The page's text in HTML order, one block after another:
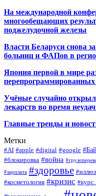
На международной
многообещающих
поджелудочной железы
Власти Беларуси снова
больниц и ФАПов в
Япония первой в мире
перепрограммированных
Учёные случайно
лекарств во время
Главные тренды и
Метки
#AI #apple #digital #google
#блокировка #война
#зарплата #здоровье
#косметология #кризис